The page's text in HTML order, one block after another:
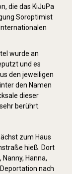
die das KiJuPa
Soroptimist
wurde an
und es
den jeweiligen
den Namen
dieser
berührt.
zum Haus
hieß. Dort
Hanna,
nach